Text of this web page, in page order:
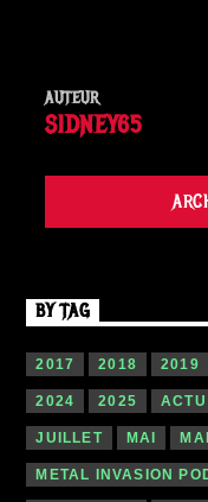
AUTEUR
SIDNEY65
BY TAG
2017 2018 2019
2024 2025 ACTU
JUILLET MAI
METAL INVASION